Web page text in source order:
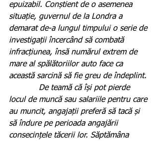
epuizabil. Conștient de o asemenea
situație, guvernul de la Londra a
demarat de-a lungul timpului o serie de
investigații încercând să combată
infracțiunea, însă numărul extrem de
mare al spălătoriilor auto face ca
această sarcină să fie greu de îndeplint.
locul de muncă sau salariile pentru care
au muncit, angajații preferă să tacă și
să îndure pe perioada angajării
consecințele tăcerii lor. Săptămâna